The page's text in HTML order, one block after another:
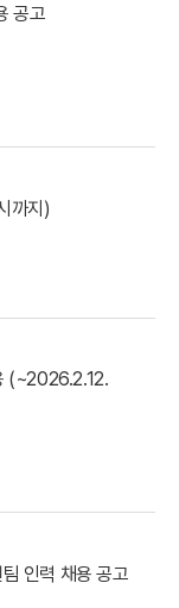
공고
까지)
(~2026.2.12.
인력 채용 공고